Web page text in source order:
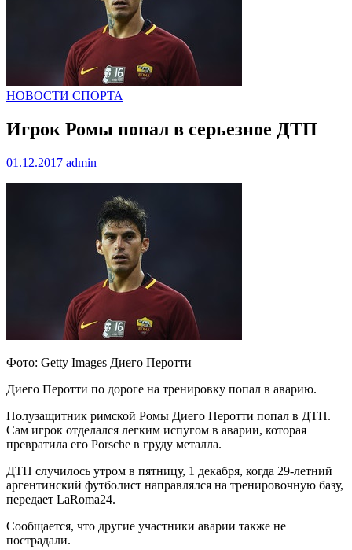
НОВОСТИ СПОРТА
Игрок Ромы попал в серьезное ДТП
01.12.2017 admin
Фото: Getty Images Диего Перотти
Диего Перотти по дороге на тренировку попал в аварию.
Полузащитник римской Ромы Диего Перотти попал в ДТП.
Сам игрок отделался легким испугом в аварии, которая
превратила его Porsche в груду металла.
ДТП случилось утром в пятницу, 1 декабря, когда 29-летний
аргентинский футболист направлялся на тренировочную базу,
передает LaRoma24.
Сообщается, что другие участники аварии также не
пострадали.